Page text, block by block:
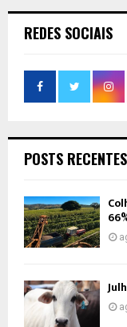
REDES SOCIAIS
POSTS RECENTES